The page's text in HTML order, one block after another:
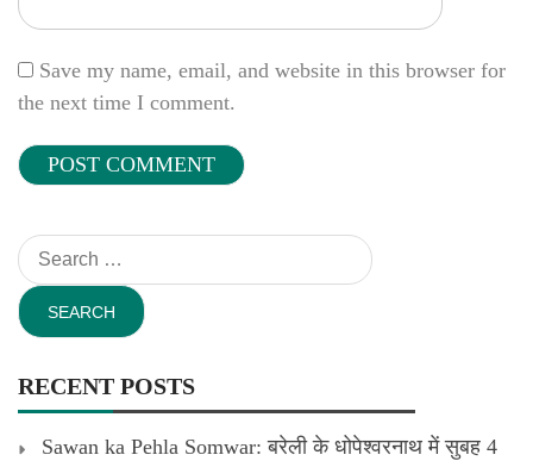
Save my name, email, and website in this browser for
the next time I comment.
Search
for:
RECENT POSTS
Sawan ka Pehla Somwar: बरेली के धोपेश्वरनाथ में सुबह 4